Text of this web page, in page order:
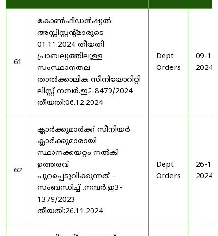
61
കോൺഫിഡൻഷ്യൽ
അസ്സിസ്റ്റന്റ്മാരുടെ
01.11.2024 തീയതി
പ്രാബല്യത്തിലുള്ള
സംസ്ഥാനതല
താൽക്കാലിക സീനിയോറിറ്റി
ലിസ്റ്റ് നമ്പർ.ഇ2-8479/2024
തീയതി:06.12.2024
Dept
Orders
09-
2024
62
ക്ലാർക്കുമാർക്ക് സീനിയർ
ക്ലാർക്കുമാരായി
സ്ഥാനക്കയറ്റം നൽകി
ഉത്തരവ്
പുറപ്പെടുവിക്കുന്നത് -
സംബന്ധിച്ച് .നമ്പർ.ഇ3-
1379/2023
തീയതി:26.11.2024
Dept
Orders
26-
2024